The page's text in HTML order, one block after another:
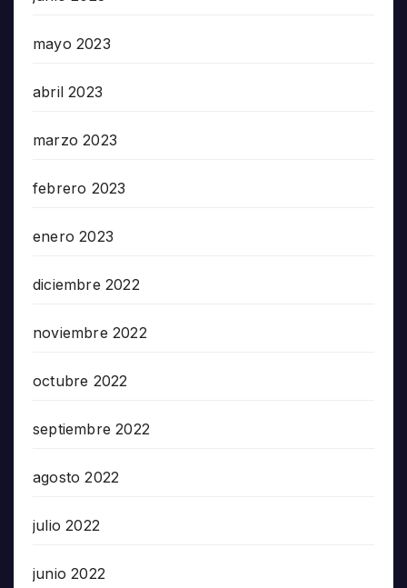
mayo 2023
abril 2023
marzo 2023
febrero 2023
enero 2023
diciembre 2022
noviembre 2022
octubre 2022
septiembre 2022
agosto 2022
julio 2022
junio 2022